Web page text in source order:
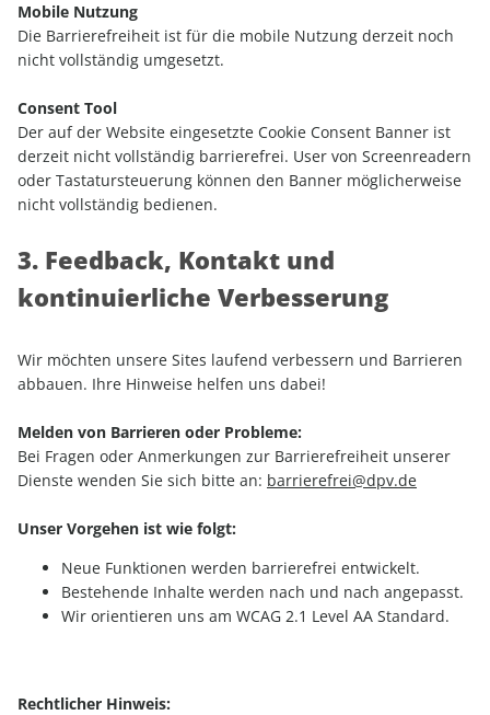
Mobile Nutzung
Die Barrierefreiheit ist für die mobile Nutzung derzeit noch
nicht vollständig umgesetzt.
Consent Tool
Der auf der Website eingesetzte Cookie Consent Banner ist
derzeit nicht vollständig barrierefrei. User von Screenreadern
oder Tastatursteuerung können den Banner möglicherweise
nicht vollständig bedienen.
3. Feedback, Kontakt und
kontinuierliche Verbesserung
Wir möchten unsere Sites laufend verbessern und Barrieren
abbauen. Ihre Hinweise helfen uns dabei!
Melden von Barrieren oder Probleme:
Bei Fragen oder Anmerkungen zur Barrierefreiheit unserer
Dienste wenden Sie sich bitte an: barrierefrei@dpv.de
Unser Vorgehen ist wie folgt:
Neue Funktionen werden barrierefrei entwickelt.
Bestehende Inhalte werden nach und nach angepasst.
Wir orientieren uns am WCAG 2.1 Level AA Standard.
Rechtlicher Hinweis: